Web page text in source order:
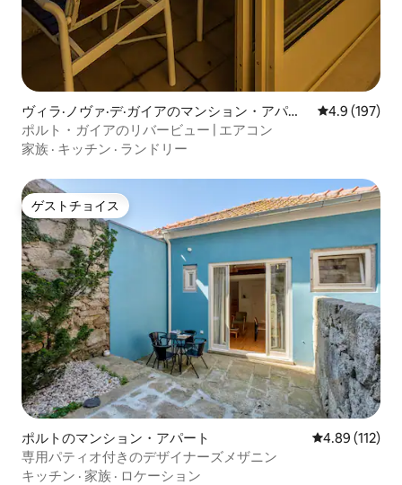
ヴィラ·ノヴァ·デ·ガイアのマンション・アパー
ト
レビュー197
4.9 (197)
ポルト・ガイアのリバービュー | エアコン
家族 · キッチン · ランドリー
ゲストチョイス
ゲストチョイス
ポルトのマンション・アパート レビュー112
4.89 (112)
専用パティオ付きのデザイナーズメザニン
キッチン · 家族 · ロケーション